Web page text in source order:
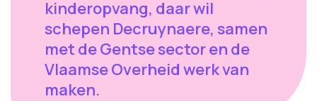
kinderopvang, daar wil
schepen Decruynaere, samen
met de Gentse sector en de
Vlaamse Overheid werk van
maken.